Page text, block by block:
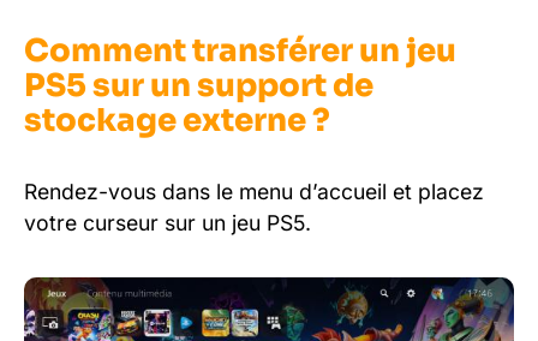
Comment transférer un jeu
PS5 sur un support de
stockage externe ?
Rendez-vous dans le menu d’accueil et placez
votre curseur sur un jeu PS5.